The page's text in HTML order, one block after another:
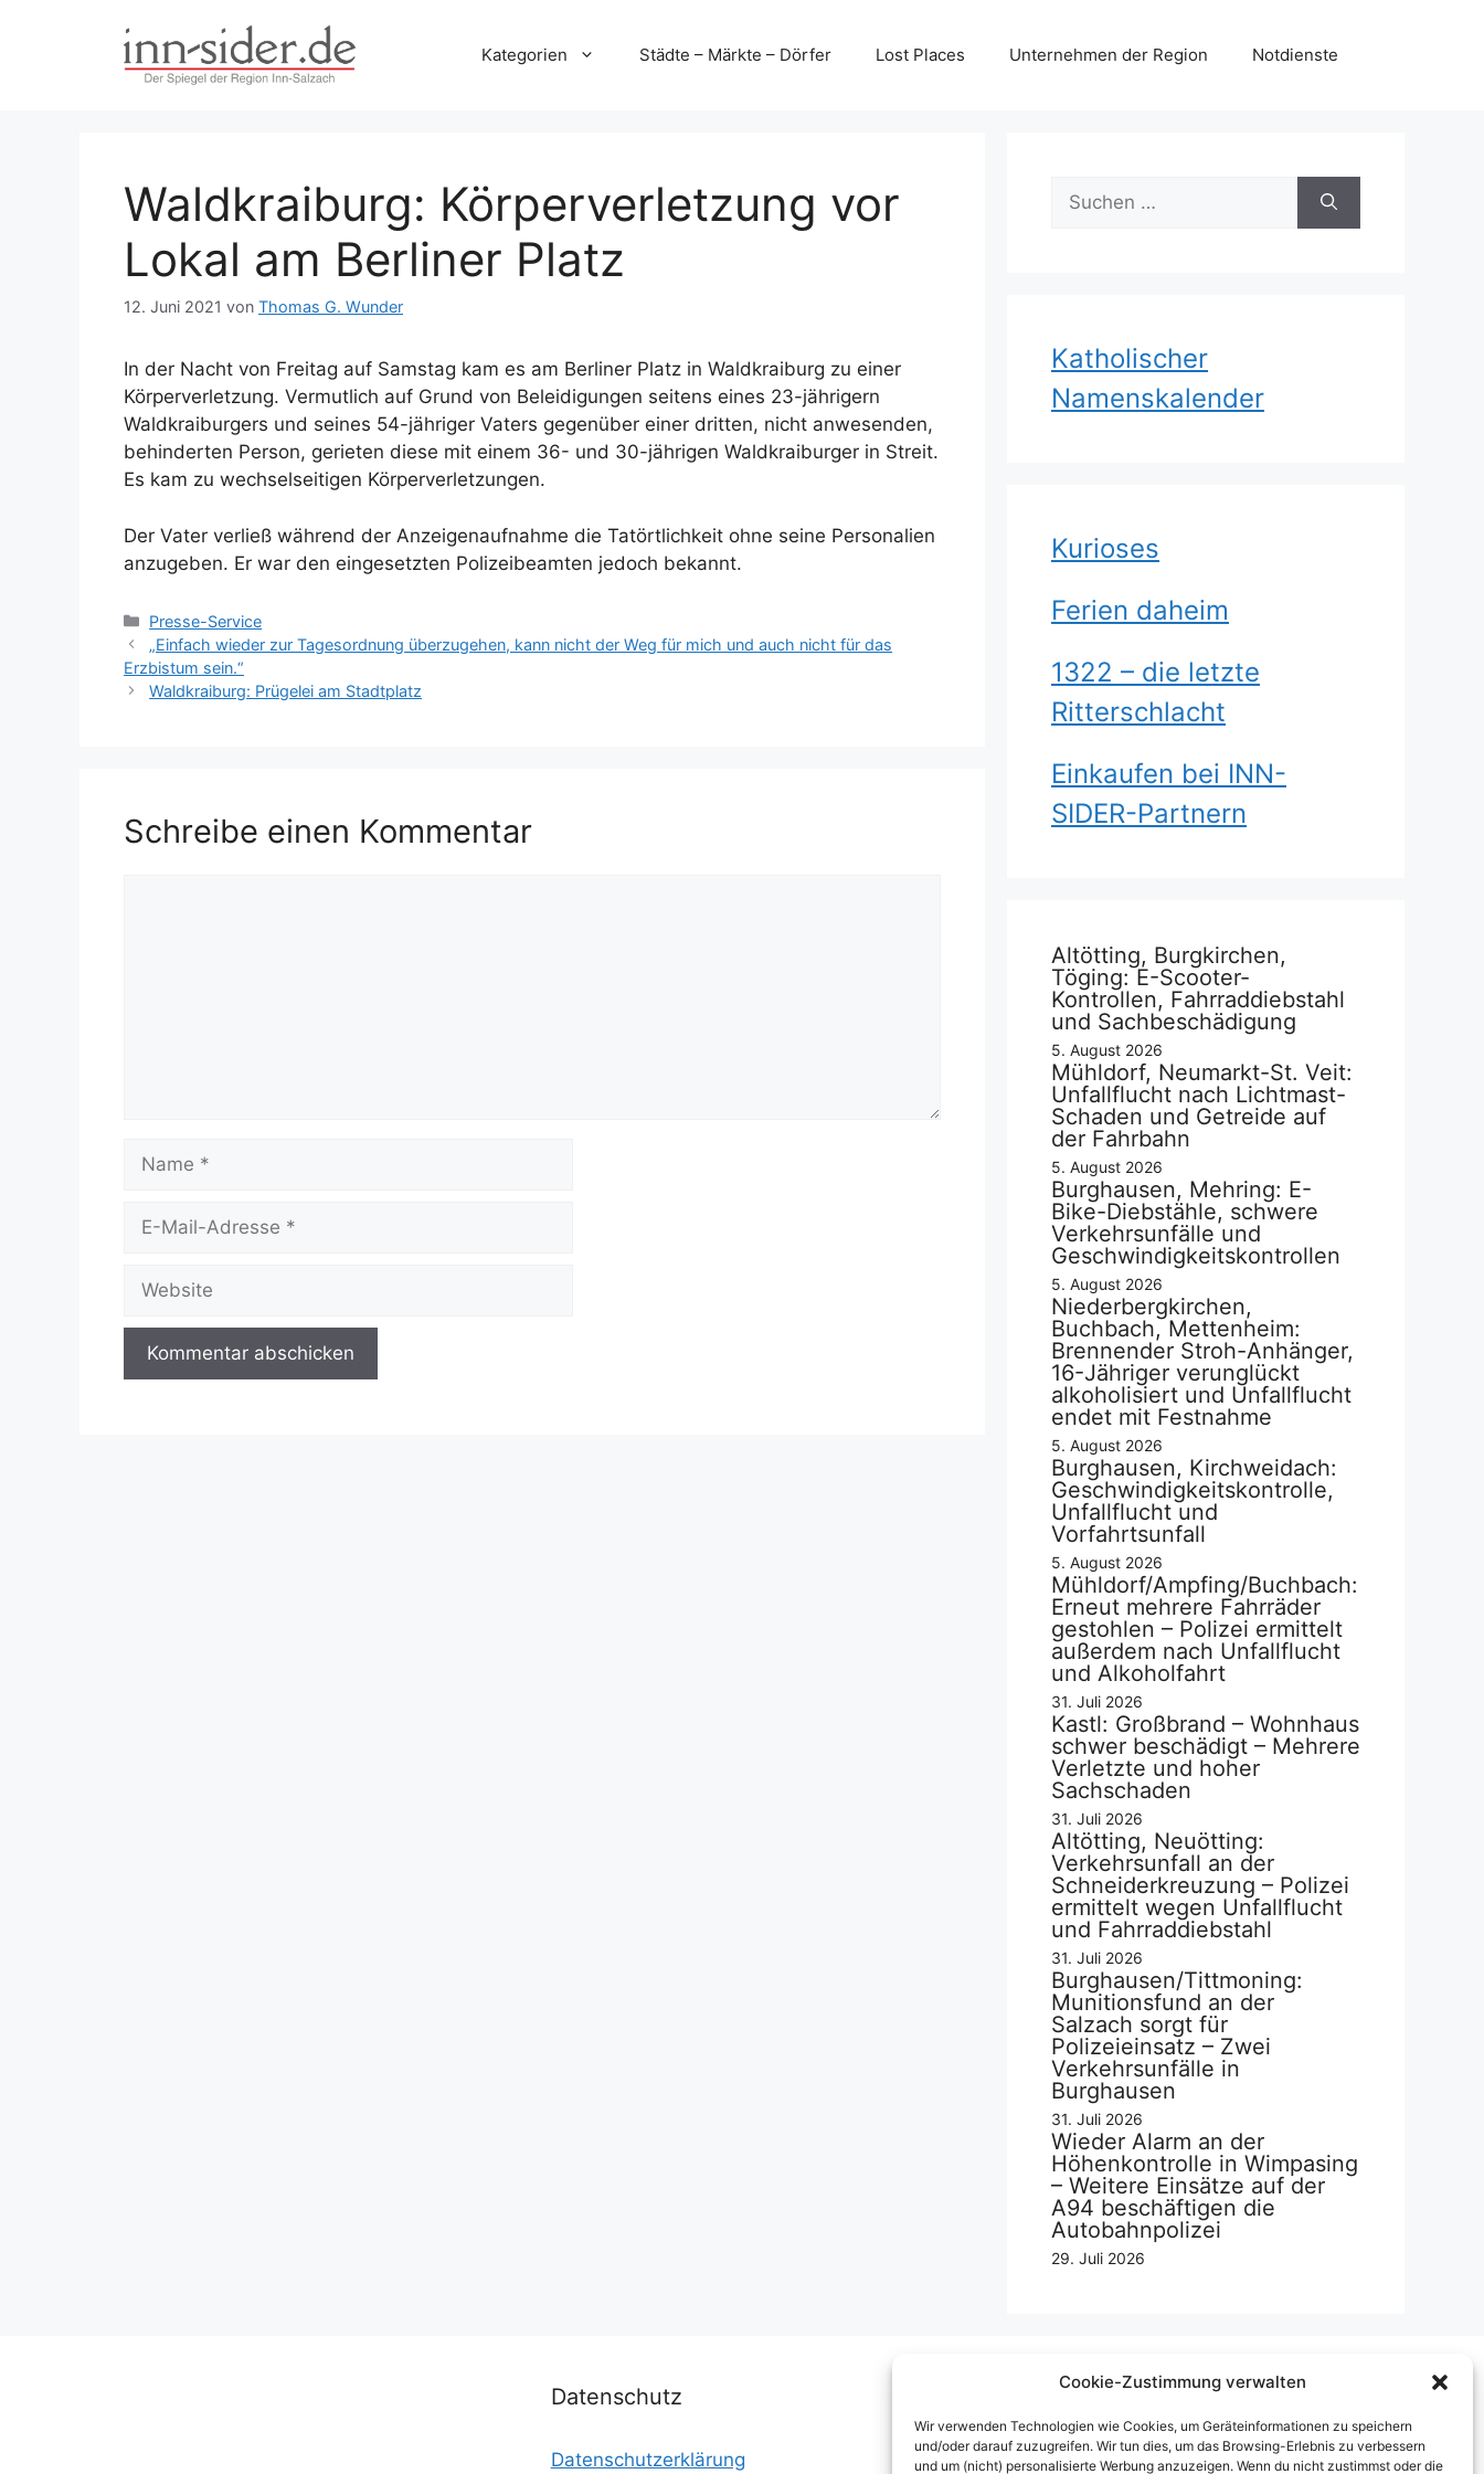
Cookie-Zustimmung verwalten
Wir verwenden Technologien wie Cookies, um Geräteinformationen zu speichern
und/oder darauf zuzugreifen. Wir tun dies, um das Browsing-Erlebnis zu verbessern
und um (nicht) personalisierte Werbung anzuzeigen. Wenn du nicht zustimmst oder die
Kategorien Städte – Märkte – Dörfer Lost Places Unternehmen der Region Notdienste
Waldkraiburg: Körperverletzung vor
Lokal am Berliner Platz
12. Juni 2021 von Thomas G. Wunder
In der Nacht von Freitag auf Samstag kam es am Berliner Platz in Waldkraiburg zu einer
Körperverletzung. Vermutlich auf Grund von Beleidigungen seitens eines 23-jährigern
Waldkraiburgers und seines 54-jähriger Vaters gegenüber einer dritten, nicht anwesenden,
behinderten Person, gerieten diese mit einem 36- und 30-jährigen Waldkraiburger in Streit.
Es kam zu wechselseitigen Körperverletzungen.
Der Vater verließ während der Anzeigenaufnahme die Tatörtlichkeit ohne seine Personalien
anzugeben. Er war den eingesetzten Polizeibeamten jedoch bekannt.
Kategorien
Presse-Service
„Einfach wieder zur Tagesordnung überzugehen, kann nicht der Weg für mich und auch nicht für das
Erzbistum sein.“
Waldkraiburg: Prügelei am Stadtplatz
Schreibe einen Kommentar
Mail-
Suchen
nach:
Katholischer
Namenskalender
Kurioses
Ferien daheim
1322 – die letzte
Ritterschlacht
Einkaufen bei INN-
SIDER-Partnern
Altötting, Burgkirchen,
Töging: E-Scooter-
Kontrollen, Fahrraddiebstahl
und Sachbeschädigung
5. August 2026
Mühldorf, Neumarkt-St. Veit:
Unfallflucht nach Lichtmast-
Schaden und Getreide auf
der Fahrbahn
5. August 2026
Burghausen, Mehring: E-
Bike-Diebstähle, schwere
Verkehrsunfälle und
Geschwindigkeitskontrollen
5. August 2026
Niederbergkirchen,
Buchbach, Mettenheim:
Brennender Stroh-Anhänger,
16-Jähriger verunglückt
alkoholisiert und Unfallflucht
endet mit Festnahme
5. August 2026
Burghausen, Kirchweidach:
Geschwindigkeitskontrolle,
Unfallflucht und
Vorfahrtsunfall
5. August 2026
Mühldorf/Ampfing/Buchbach:
Erneut mehrere Fahrräder
gestohlen – Polizei ermittelt
außerdem nach Unfallflucht
und Alkoholfahrt
31. Juli 2026
Kastl: Großbrand – Wohnhaus
schwer beschädigt – Mehrere
Verletzte und hoher
Sachschaden
31. Juli 2026
Altötting, Neuötting:
Verkehrsunfall an der
Schneiderkreuzung – Polizei
ermittelt wegen Unfallflucht
und Fahrraddiebstahl
31. Juli 2026
Burghausen/Tittmoning:
Munitionsfund an der
Salzach sorgt für
Polizeieinsatz – Zwei
Verkehrsunfälle in
Burghausen
31. Juli 2026
Wieder Alarm an der
Höhenkontrolle in Wimpasing
– Weitere Einsätze auf der
A94 beschäftigen die
Autobahnpolizei
29. Juli 2026
Datenschutz
Datenschutzerklärung
Über uns
Impressum